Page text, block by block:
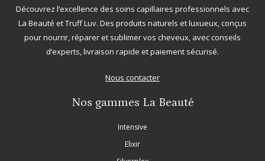
Découvrez l’excellence des soins capillaires professionnels avec
La Beauté etTruff Luv. Des produits naturels et luxueux, conçus
pour nourrir, réparer et sublimer vos cheveux, avec conseils
d’experts, livraison rapide et paiement sécurisé.
Nous contacter
Nos gammes La Beauté
Intensive
Elixir